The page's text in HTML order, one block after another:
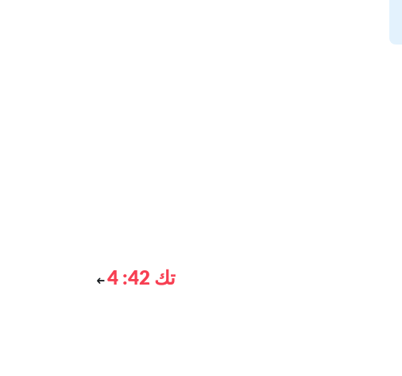
تك 42: 4